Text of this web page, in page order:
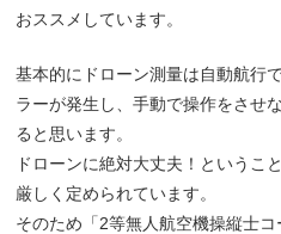
おススメしています。
基本的にドローン測量は自動航行
ラーが発生し、手動で操作をさせ
ると思います。
ドローンに絶対大丈夫！というこ
厳しく定められています。
そのため「2等無人航空機操縦士